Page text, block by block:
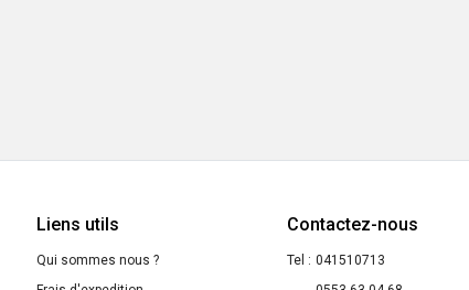
Liens utils
Qui sommes nous ?
Contactez-nous
Tel : 041510713